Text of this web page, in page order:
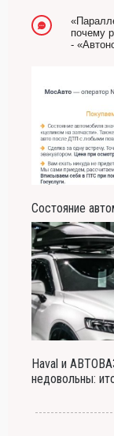
почему
-
Состояние
Haval и
недовольны: